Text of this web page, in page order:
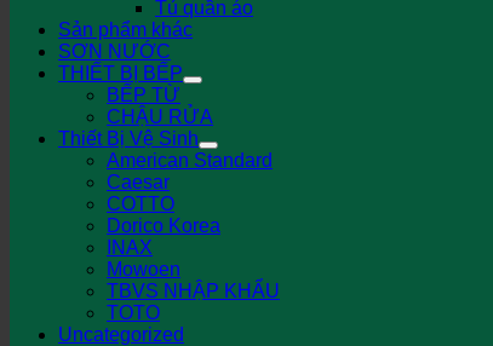
Tủ quần áo
Sản phẩm khác
SƠN NƯỚC
THIẾT BỊ BẾP
BẾP TỪ
CHẬU RỬA
Thiết Bị Vệ Sinh
American Standard
Caesar
COTTO
Dorico Korea
INAX
Mowoen
TBVS NHẬP KHẨU
TOTO
Uncategorized